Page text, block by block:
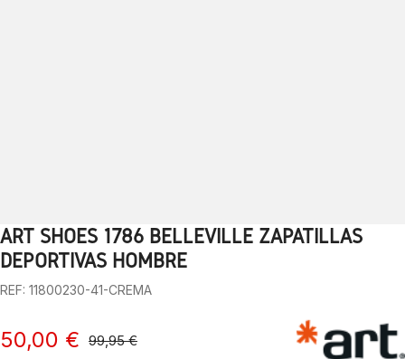
1 2 3 4 5 6 7 8 9 10
ART SHOES 1786 BELLEVILLE ZAPATILLAS
DEPORTIVAS HOMBRE
REF: 11800230-41-CREMA
50,00 € 99,95 €